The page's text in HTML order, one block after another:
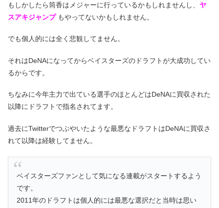
もしかしたら筒香はメジャーに行っているかもしれませんし、 ヤ
スアキジャンプ もやってないかもしれません。
でも個人的には全く悲観してません。
それはDeNAになってからベイスターズのドラフトが大成功してい
るからです。
ちなみに今年主力で出ている選手のほとんどはDeNAに買収された
以降にドラフトで指名されてます。
過去にTwitterでつぶやいたような最悪なドラフトはDeNAに買収さ
れて以降は経験してません。
ベイスターズファンとして気になる連載がスタートするよう
です。
2011年のドラフトは個人的には最悪な選択だと当時は思い